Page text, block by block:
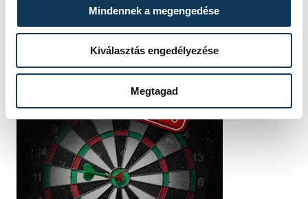
Mindennek a megengedése
Kiválasztás engedélyezése
Megtagad